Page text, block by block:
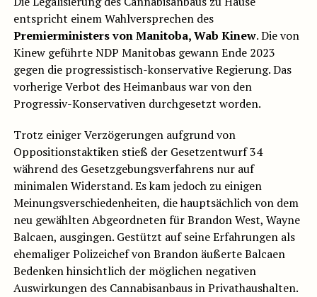
entspricht einem Wahlversprechen des
Premierministers von Manitoba, Wab Kinew. Die von
Kinew geführte NDP Manitobas gewann Ende 2023
gegen die progressistisch-konservative Regierung. Das
vorherige Verbot des Heimanbaus war von den
Progressiv-Konservativen durchgesetzt worden.
Trotz einiger Verzögerungen aufgrund von
Oppositionstaktiken stieß der Gesetzentwurf 34
während des Gesetzgebungsverfahrens nur auf
minimalen Widerstand. Es kam jedoch zu einigen
Meinungsverschiedenheiten, die hauptsächlich von dem
neu gewählten Abgeordneten für Brandon West, Wayne
Balcaen, ausgingen. Gestützt auf seine Erfahrungen als
ehemaliger Polizeichef von Brandon äußerte Balcaen
Bedenken hinsichtlich der möglichen negativen
Auswirkungen des Cannabisanbaus in Privathaushalten.